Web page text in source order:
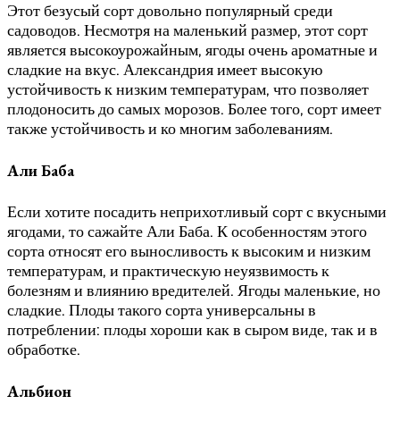
Этот безусый сорт довольно популярный среди
садоводов. Несмотря на маленький размер, этот сорт
является высокоурожайным, ягоды очень ароматные и
сладкие на вкус. Александрия имеет высокую
устойчивость к низким температурам, что позволяет
плодоносить до самых морозов. Более того, сорт имеет
также устойчивость и ко многим заболеваниям.
Али Баба
Если хотите посадить неприхотливый сорт с вкусными
ягодами, то сажайте Али Баба. К особенностям этого
сорта относят его выносливость к высоким и низким
температурам, и практическую неуязвимость к
болезням и влиянию вредителей. Ягоды маленькие, но
сладкие. Плоды такого сорта универсальны в
потреблении: плоды хороши как в сыром виде, так и в
обработке.
Альбион